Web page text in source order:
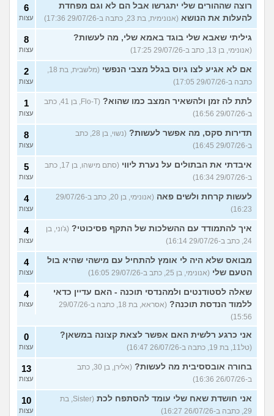
רוצה שההורים שלי יתגרשו אבל הם לא וגם מפחדת
להעלות את הנושא (אנונימית, בת 23, כתבה ב-29/07/26 17:36)
6
עצות
גיליתי שאבא שלי בוגד באמא שלי, מה לעשות?
(אנונימי, בן 13, כתב ב-29/07/26 17:25)
8
עצות
אם לא אגיע לצו גיוס בגלל מצבי הנפשי
(מלשבית, בת 18,
כתבה ב-29/07/26 17:05)
2
עצות
לתת לה זמן ולהשאיר המצב כמו שהוא?
(Flo-T, בן 41, כתב
ב-29/07/26 16:56)
1
עצות
תדירות סקס, מה אפשר לעשות?
(נשוי, בן 28, כתב
ב-29/07/26 16:45)
8
עצות
איבדתי את הבתולים על נערת ליווי
(סתם מישהו, בן 17, כתב
ב-29/07/26 16:34)
5
עצות
לעשות קרחת ולשים פאה
(אנונימי, בן 20, כתב ב-29/07/26
16:23)
4
עצות
איך להתמודד עם ההשלכות של התקף פסיכוטי? (ג'וני, בן
24, כתב ב-29/07/26 16:14)
4
עצות
מבואס שלא היה לי אומץ להתחיל עם מישהי שהיא בול
הטעם שלי (אנונימי, בן 25, כתב ב-29/07/26 16:05)
4
עצות
שאלה לסטודנטים ולמהנדסי תוכנה - האם עדיין כדאי
ללמוד הנדסת תוכנה?
(אסראא, בת 18, כתבה ב-29/07/26
15:56)
4
עצות
אני כרגע רלשית האם אפשר לצאת קצונה במשאן?
(טל11, בת 19, כתבה ב-26/07/26 16:47)
0
עצות
בחורה אובססיבית מה לעשות?
(אלירן, בן 30, כתב
ב-26/07/26 16:36)
13
עצות
אני חושדת שאח שלי עומד להסתפח לכת
(Sister, בת
29, כתבה ב-26/07/26 16:27)
10
עצות